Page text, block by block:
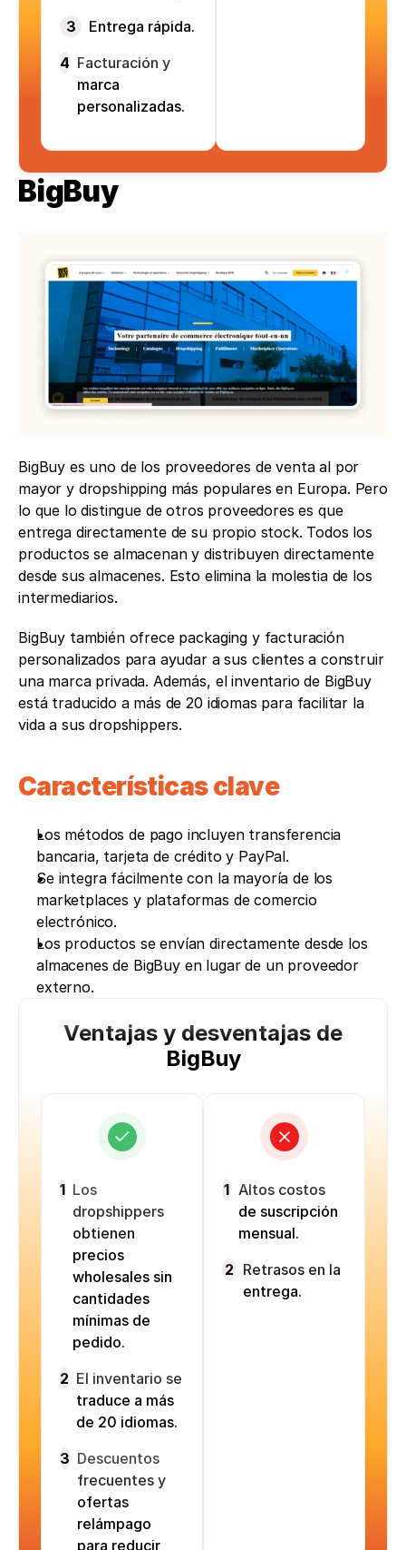
3
Entrega rápida.
4 Facturación y
marca
personalizadas.
BigBuy
BigBuy es uno de los proveedores de venta al por
mayor y dropshipping más populares en Europa. Pero
lo que lo distingue de otros proveedores es que
entrega directamente de su propio stock. Todos los
productos se almacenan y distribuyen directamente
desde sus almacenes. Esto elimina la molestia de los
intermediarios.
BigBuy también ofrece packaging y facturación
personalizados para ayudar a sus clientes a construir
una marca privada. Además, el inventario de BigBuy
está traducido a más de 20 idiomas para facilitar la
vida a sus dropshippers.
Características clave
Los métodos de pago incluyen transferencia
bancaria, tarjeta de crédito y PayPal.
Se integra fácilmente con la mayoría de los
marketplaces y plataformas de comercio
electrónico.
Los productos se envían directamente desde los
almacenes de BigBuy en lugar de un proveedor
externo.
Ventajas y desventajas de
BigBuy
1 Los
dropshippers
obtienen
precios
wholesales sin
cantidades
mínimas de
pedido.
2 El inventario se
traduce a más
de 20 idiomas.
3 Descuentos
frecuentes y
ofertas
relámpago
para reducir
1 Altos costos
de suscripción
mensual.
2 Retrasos en la
entrega.